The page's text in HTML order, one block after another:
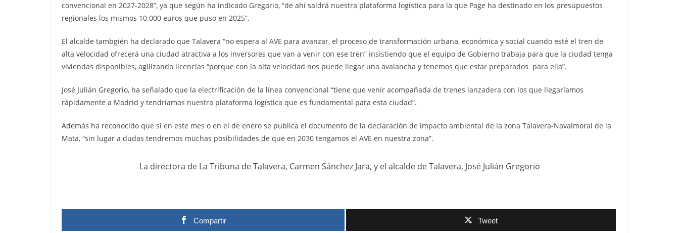
convencional en 2027-2028”, ya que según ha indicado Gregorio, “de ahí saldrá nuestra plataforma logística para la que Page ha destinado en los presupuestos
regionales los mismos 10.000 euros que puso en 2025”.
El alcalde tambgién ha declarado que Talavera “no espera al AVE para avanzar, el proceso de transformación urbana, económica y social cuando esté el tren de
alta velocidad ofrecerá una ciudad atractiva a los inversores que van a venir con ese tren” insistiendo que el equipo de Gobierno trabaja para que la ciudad tenga
viviendas disponibles, agilizando licencias “porque con la alta velocidad nos puede llegar una avalancha y tenemos que estar preparados para ella”.
José Julián Gregorio, ha señalado que la electrificación de la línea convencional “tiene que venir acompañada de trenes lanzadera con los que llegaríamos
rápidamente a Madrid y tendríamos nuestra plataforma logística que es fundamental para esta ciudad”.
Además ha reconocido que si en este mes o en el de enero se publica el documento de la declaración de impacto ambiental de la zona Talavera-Navalmoral de la
Mata, “sin lugar a dudas tendremos muchas posibilidades de que en 2030 tengamos el AVE en nuestra zona”.
La directora de La Tribuna de Talavera, Carmen Sánchez Jara, y el alcalde de Talavera, José Julián Gregorio
Compartir Tweet